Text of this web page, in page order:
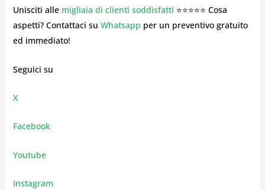
Unisciti alle migliaia di clienti soddisfatti ⭐⭐⭐⭐⭐ Cosa
aspetti? Contattaci su Whatsapp per un preventivo gratuito
ed immediato!
Seguici su
X
Facebook
Youtube
Instagram